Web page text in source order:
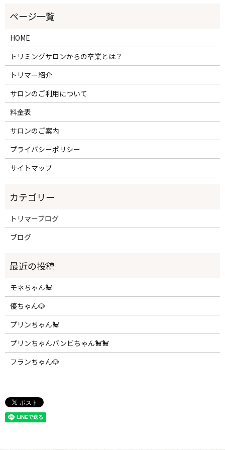
HOME
トリミングサロンからの卒業とは？
トリマー紹介
サロンのご利用について
料金表
サロンのご案内
プライバシーポリシー
サイトマップ
トリマーブログ
ブログ
モネちゃん🐩
優ちゃん🐶
プリンちゃん🐩
プリンちゃんバンビちゃん🐩🐩
フランちゃん🐶